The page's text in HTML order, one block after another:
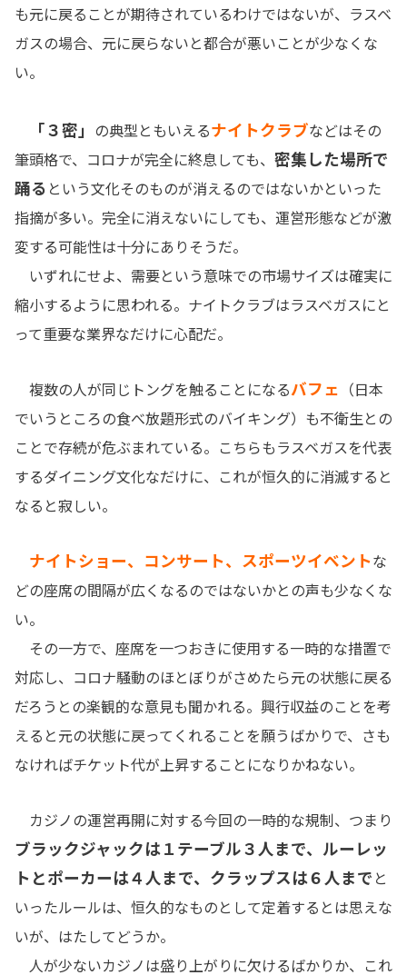
も元に戻ることが期待されているわけではないが、ラスベ
ガスの場合、元に戻らないと都合が悪いことが少なくな
い。
「３密」 の典型ともいえるナイトクラブなどはその
筆頭格で、コロナが完全に終息しても、 密集した場所で
踊る という文化そのものが消えるのではないかといった
指摘が多い。完全に消えないにしても、運営形態などが激
変する可能性は十分にありそうだ。
いずれにせよ、需要という意味での市場サイズは確実に
縮小するように思われる。ナイトクラブはラスベガスにと
って重要な業界なだけに心配だ。
複数の人が同じトングを触ることになるバフェ
（日本
でいうところの食べ放題形式のバイキング）も不衛生との
ことで存続が危ぶまれている。こちらもラスベガスを代表
するダイニング文化なだけに、これが恒久的に消滅すると
なると寂しい。
ナイトショー、コンサート、スポーツイベントな
どの座席の間隔が広くなるのではないかとの声も少なくな
い。
その一方で、座席を一つおきに使用する一時的な措置で
対応し、コロナ騒動のほとぼりがさめたら元の状態に戻る
だろうとの楽観的な意見も聞かれる。興行収益のことを考
えると元の状態に戻ってくれることを願うばかりで、さも
なければチケット代が上昇することになりかねない。
カジノの運営再開に対する今回の一時的な規制、つまり
ブラックジャックは１テーブル３人まで、ルーレッ
トとポーカーは４人まで、クラップスは６人まで と
いったルールは、恒久的なものとして定着するとは思えな
いが、はたしてどうか。
人が少ないカジノは盛り上がりに欠けるばかりか、これ